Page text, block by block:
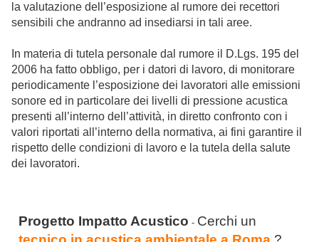
la valutazione dell’esposizione al rumore dei recettori
sensibili che andranno ad insediarsi in tali aree.
In materia di tutela personale dal rumore il D.Lgs. 195 del
2006 ha fatto obbligo, per i datori di lavoro, di monitorare
periodicamente l’esposizione dei lavoratori alle emissioni
sonore ed in particolare dei livelli di pressione acustica
presenti all’interno dell’attività, in diretto confronto con i
valori riportati all’interno della normativa, ai fini garantire il
rispetto delle condizioni di lavoro e la tutela della salute
dei lavoratori.
Progetto Impatto Acustico - Cerchi un